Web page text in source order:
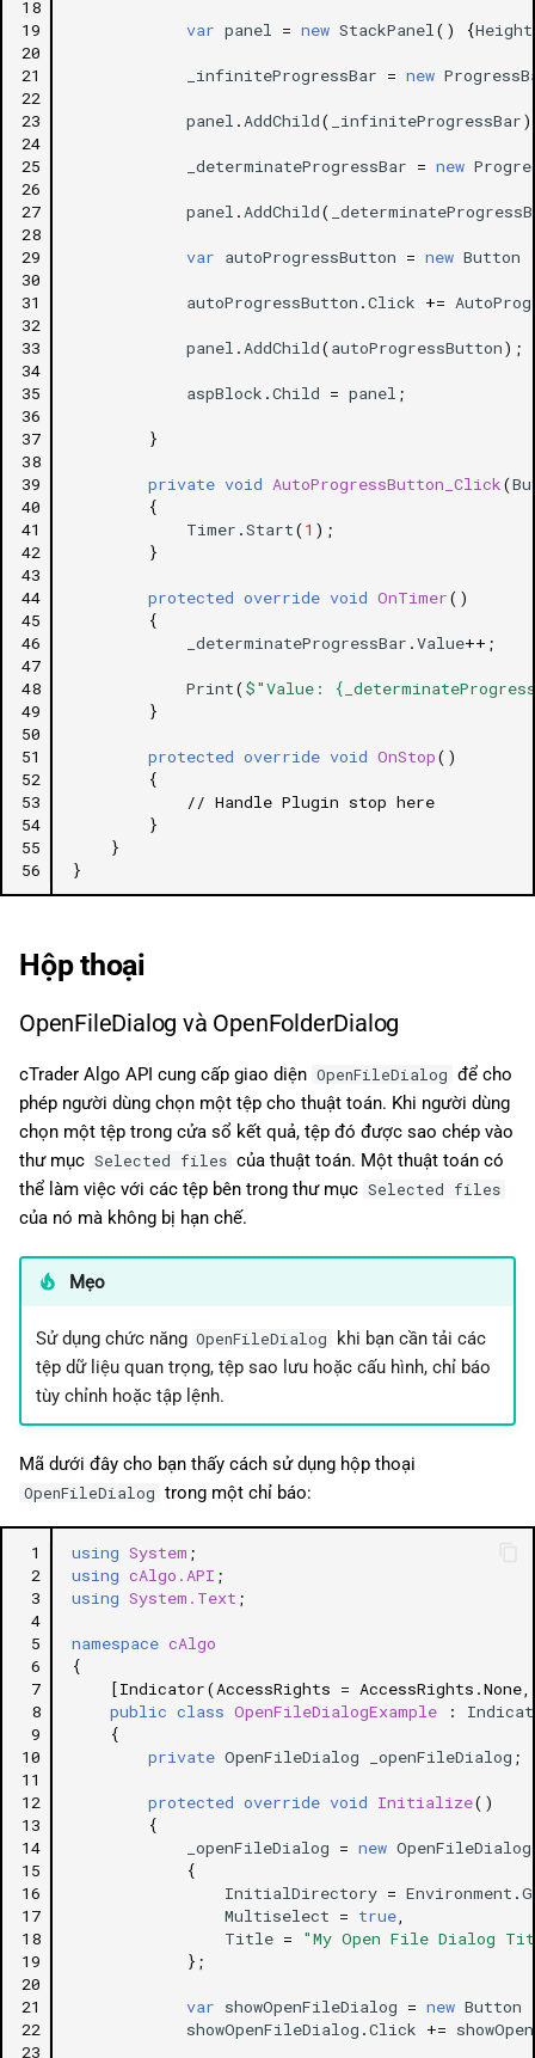
18
19
20
21
22
23
24
25
26
27
28
29
30
31
32
33
34
35
36
37
38
39
40
41
42
43
44
45
46
47
48
49
50
51
52
53
54
55
56
var panel = new StackPanel () {Height
_infiniteProgressBar = new
panel . AddChild( _infiniteProgressBar
_determinateProgressBar = new
panel . AddChild(
var autoProgressButton = new Button
autoProgressButton .Click +=
panel . AddChild(autoProgressButton);
aspBlock .Child = panel ;
}
private void AutoProgressButton_Click(
{
Timer .Start(1 );
}
protected override void OnTimer()
{
_determinateProgressBar .Value++ ;
Print($"Value:
}
protected override void OnStop()
{
// Handle Plugin stop here
}
}
}
Hộp thoại
OpenFileDialog và OpenFolderDialog
cTrader Algo API cung cấp giao diện OpenFileDialog để cho
phép người dùng chọn một tệp cho thuật toán. Khi người dùng
chọn một tệp trong cửa sổ kết quả, tệp đó được sao chép vào
thư mục Selected files của thuật toán. Một thuật toán có
thể làm việc với các tệp bên trong thư mục Selected files
của nó mà không bị hạn chế.
Mẹo
Sử dụng chức năng OpenFileDialog
khi bạn cần tải các
tệp dữ liệu quan trọng, tệp sao lưu hoặc cấu hình, chỉ báo
tùy chỉnh hoặc tập lệnh.
Mã dưới đây cho bạn thấy cách sử dụng hộp thoại
OpenFileDialog trong một chỉ báo:
1
2
3
4
5
6
7
8
9
10
11
12
13
14
15
16
17
18
19
20
21
22
23
using System ;
using cAlgo.API ;
using System.Text ;
namespace cAlgo
{
[Indicator(AccessRights =
public class OpenFileDialogExample :
{
private OpenFileDialog _openFileDialog ;
protected override void Initialize()
{
_openFileDialog = new OpenFileDialog
{
InitialDirectory = Environment .
Multiselect = true
Title =
"My Open File Dialog
};
var showOpenFileDialog = new Button
showOpenFileDialog .Click +=